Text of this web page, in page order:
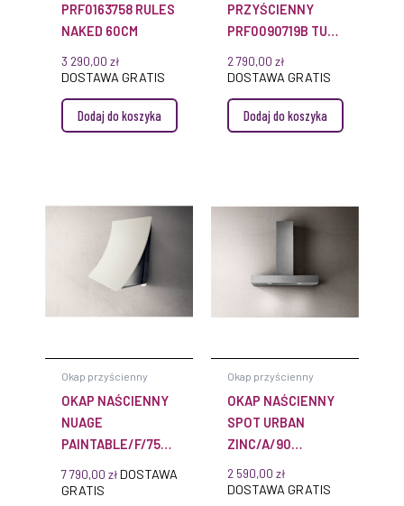
PRF0163758 RULES
NAKED 60CM
3 290,00 zł
DOSTAWA GRATIS
Dodaj do koszyka
PRZYŚCIENNY
PRF0090719B TUBE
2 790,00 zł
DOSTAWA GRATIS
Dodaj do koszyka
Okap przyścienny
OKAP NAŚCIENNY
NUAGE
PAINTABLE/F/75
NIERDZEWNA
7 790,00 zł DOSTAWA
GRATIS
Okap przyścienny
OKAP NAŚCIENNY
SPOT URBAN
ZINC/A/90
PRF0147737 EFEKT
OCYNKOWANEJ
2 590,00 zł
DOSTAWA GRATIS